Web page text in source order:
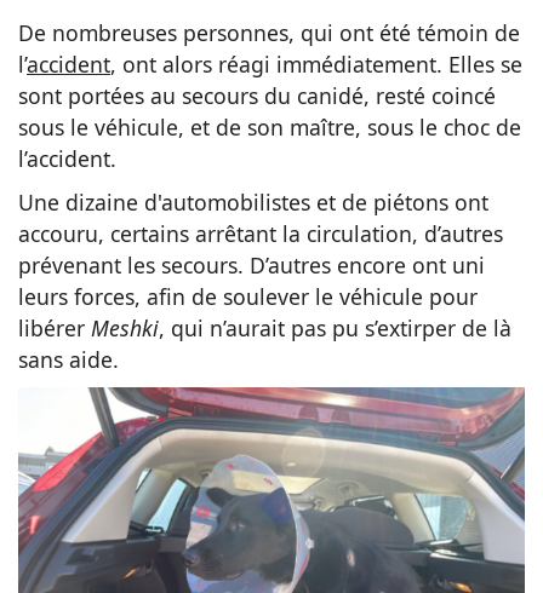
De nombreuses personnes, qui ont été témoin de
l’accident, ont alors réagi immédiatement. Elles se
sont portées au secours du canidé, resté coincé
sous le véhicule, et de son maître, sous le choc de
l’accident.
Une dizaine d'automobilistes et de piétons ont
accouru, certains arrêtant la circulation, d’autres
prévenant les secours. D’autres encore ont uni
leurs forces, afin de soulever le véhicule pour
libérer Meshki, qui n’aurait pas pu s’extirper de là
sans aide.